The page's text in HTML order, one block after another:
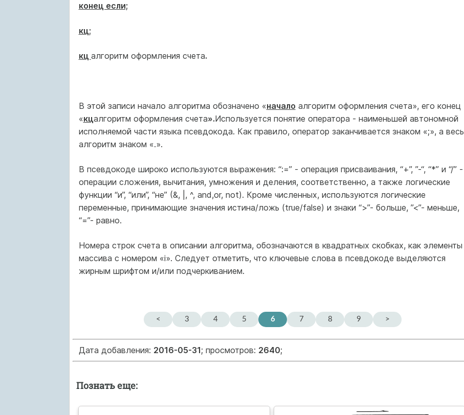
конец если;
кц;
кц алгоритм оформления счета.
В этой записи начало алгоритма обозначено «начало алгоритм оформления счета», его конец
«кцалгоритм оформления счета».Используется понятие оператора - наименьшей автономной
исполняемой части языка псевдокода. Как правило, оператор заканчивается знаком «;», а весь
алгоритм знаком «.».
В псевдокоде широко используются выражения: “:=” - операция присваивания, “+”, ”-“, “*” и “/” -
операции сложения, вычитания, умножения и деления, соответственно, а также логические
функции “и”, “или”, “не” (&, |, ^, and,or, not). Кроме численных, используются логические
переменные, принимающие значения истина/ложь (true/false) и знаки “>”- больше, ”<”- меньше,
“=”- равно.
Номера строк счета в описании алгоритма, обозначаются в квадратных скобках, как элементы
массива с номером «i». Следует отметить, что ключевые слова в псевдокоде выделяются
жирным шрифтом и/или подчеркиванием.
< 3 4 5 6 7 8 9 >
Дата добавления: 2016-05-31; просмотров: 2640;
Познать еще: